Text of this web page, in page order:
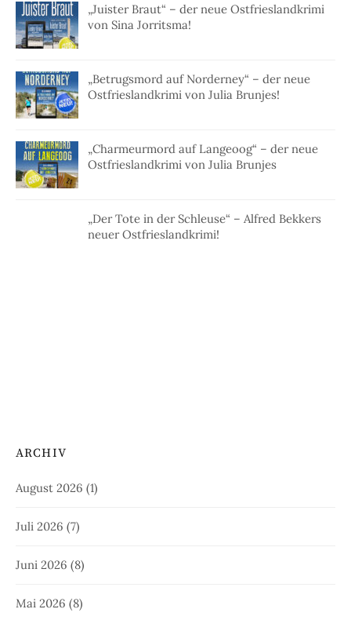
„Juister Braut“ – der neue Ostfrieslandkrimi
von Sina Jorritsma!
„Betrugsmord auf Norderney“ – der neue
Ostfrieslandkrimi von Julia Brunjes!
„Charmeurmord auf Langeoog“ – der neue
Ostfrieslandkrimi von Julia Brunjes
„Der Tote in der Schleuse“ – Alfred Bekkers
neuer Ostfrieslandkrimi!
ARCHIV
August 2026 (1)
Juli 2026 (7)
Juni 2026 (8)
Mai 2026 (8)